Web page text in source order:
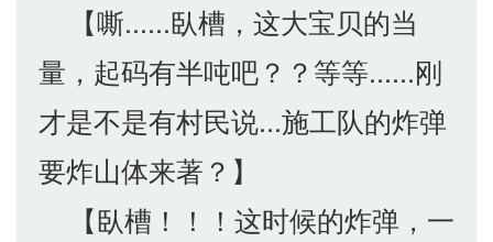
【嘶......臥槽，这大宝贝的当
量，起码有半吨吧？？等等......刚
才是不是有村民说...施工队的炸弹
要炸山体来著？】
【臥槽！！！这时候的炸弹，一